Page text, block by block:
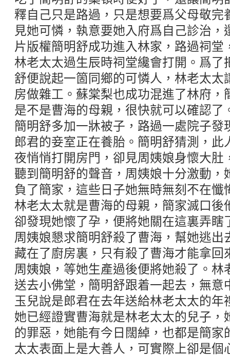
釋自己只是路過，只是想要爲父母敬完
見她可憐，執意要她入府爲自己診治
片版權簡明舒成功進入林家，路過祠堂
林老太太過生辰時祠堂纔會打開。爲了
舒便說起一箇同鄉的可憐人，林老太太
房做雜工。蘇棠梨也成功混進了林府，
是不是曹海的母親，很快就可以確認了
簡明舒多加一牀被子，路過一處院子發
郎君的妾室正在養胎。簡明舒猜測，此
夜悄悄打開房門，卻見周姨娘身懷大肚
聽到簡明舒的聲音，周姨娘十分激動，
負了簡家，這些日子她無時無刻不在懺
林老太太就是曹海的母親，簡家滅口後
卻發現她懷了孕，便將她關在這裏弄瞎
周姨娘懇求簡明舒殺了曹海，幫她逃出
藏在了廚房裏，只有殺了曹海才能拿回
周姨娘，等她生產過後便將她殺了。林
送去小佛堂，簡明舒跟着一起去，無意
玉兒說是郎君在去年送給林老太太的年
她已經證實曹海就是林老太太的兒子，
的罪惡，她能有今日闊綽，也都是簡家
太太表面上是大善人，可實際上卻是個